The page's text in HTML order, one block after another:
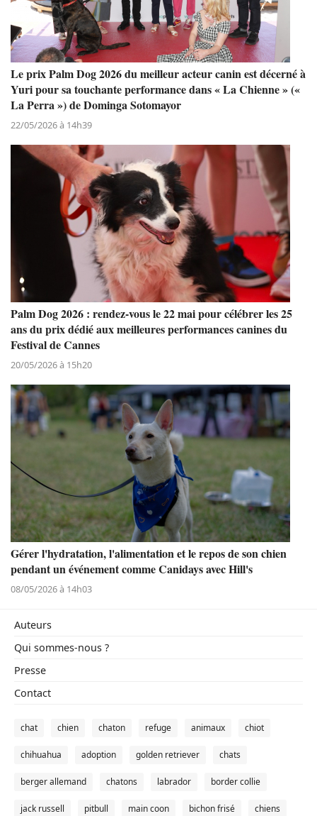
Le prix Palm Dog 2026 du meilleur acteur canin est décerné à
Yuri pour sa touchante performance dans « La Chienne » («
La Perra ») de Dominga Sotomayor
22/05/2026 à 14h39
Palm Dog 2026 : rendez-vous le 22 mai pour célébrer les 25
ans du prix dédié aux meilleures performances canines du
Festival de Cannes
20/05/2026 à 15h20
Gérer l'hydratation, l'alimentation et le repos de son chien
pendant un événement comme Canidays avec Hill's
08/05/2026 à 14h03
Auteurs
Qui sommes-nous ?
Presse
Contact
chat chien chaton refuge animaux chiot
chihuahua adoption golden retriever chats
berger allemand chatons labrador border collie
jack russell pitbull main coon bichon frisé chiens